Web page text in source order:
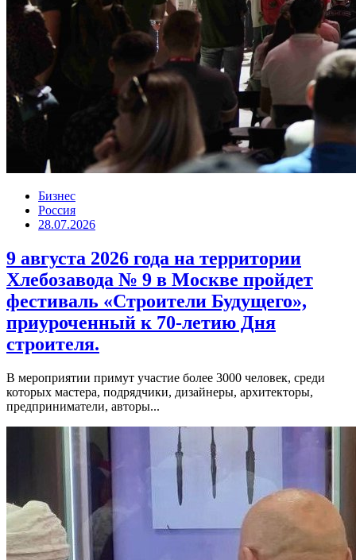
Бизнес
Россия
28.07.2026
9 августа 2026 года на территории
Хлебозавода № 9 в Москве пройдет
фестиваль «Строители Будущего»,
приуроченный к 70-летию Дня
строителя.
В мероприятии примут участие более 3000 человек, среди
которых мастера, подрядчики, дизайнеры, архитекторы,
предприниматели, авторы...